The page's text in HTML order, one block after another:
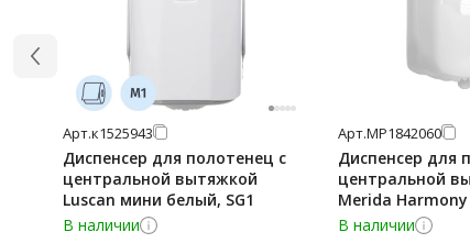
Арт.к1525943
Диспенсер для полотенец с
центральной вытяжкой
Luscan мини белый, SG1
В наличии
Арт.МР1842060
Диспенсер для
центральной
Merida Harmony
белый, пластик,
В наличии